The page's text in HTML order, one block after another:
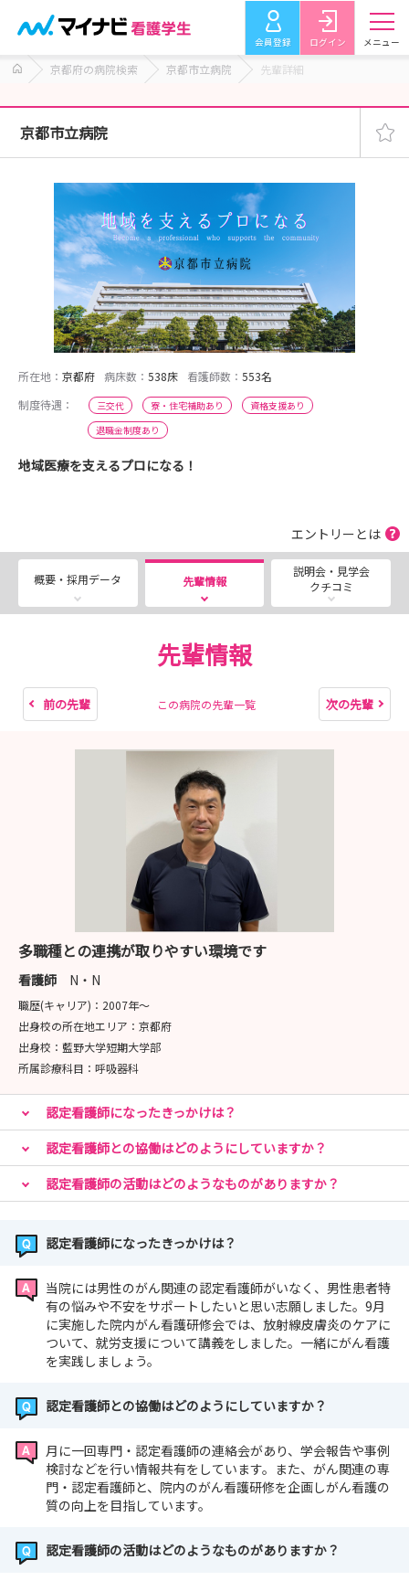
会員登録 ログイン メニュー
京都府の病院検索 京都市立病院 先輩詳細
京都市立病院
所在地： 京都府 病床数： 538床 看護師数： 553名
制度待遇：
三交代 寮・住宅補助あり
資格支援あり
退職金制度あり
地域医療を支えるプロになる！
エントリーとは
概要・採用データ 先輩情報
説明会・見学会
クチコミ
先輩情報
前の先輩 この病院の先輩一覧 次の先輩
多職種との連携が取りやすい環境です
看護師 N・N
職歴(キャリア)： 2007年〜
出身校の所在地エリア： 京都府
出身校： 藍野大学短期大学部
所属診療科目： 呼吸器科
認定看護師になったきっかけは？
認定看護師との協働はどのようにしていますか？
認定看護師の活動はどのようなものがありますか？
認定看護師になったきっかけは？
当院には男性のがん関連の認定看護師がいなく、男性患者特
有の悩みや不安をサポートしたいと思い志願しました。9月
に実施した院内がん看護研修会では、放射線皮膚炎のケアに
ついて、就労支援について講義をしました。一緒にがん看護
を実践しましょう。
認定看護師との協働はどのようにしていますか？
月に一回専門・認定看護師の連絡会があり、学会報告や事例
検討などを行い情報共有をしています。また、がん関連の専
門・認定看護師と、院内のがん看護研修を企画しがん看護の
質の向上を目指しています。
認定看護師の活動はどのようなものがありますか？